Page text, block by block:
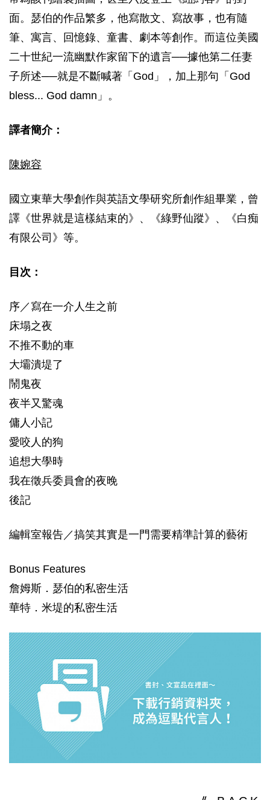
面。瑟伯的作品繁多，他寫散文、寫故事，也有隨
筆、寓言、回憶錄、童書、劇本等創作。而這位美國
二十世紀一流幽默作家留下的遺言──據他第二任妻
子所述──就是不斷喊著「God」，加上那句「God
bless... God damn」。
譯者簡介：
陳婉容
國立東華大學創作與英語文學研究所創作組畢業，曾
譯《世界就是這樣結束的》、《綠野仙蹤》、《白痴
有限公司》等。
目次：
序／寫在一介人生之前
床塌之夜
不推不動的車
大壩潰堤了
鬧鬼夜
夜半又驚魂
傭人小記
愛咬人的狗
追想大學時
我在徵兵委員會的夜晚
後記
編輯室報告／搞笑其實是一門需要精準計算的藝術
Bonus Features
詹姆斯．瑟伯的私密生活
華特．米堤的私密生活